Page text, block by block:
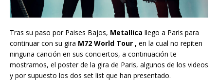
Tras su paso por Paises Bajos, Metallica llego a Paris para
continuar con su gira M72 World Tour , en la cual no repiten
ninguna canción en sus conciertos, a continuación te
mostramos, el poster de la gira de Paris, algunos de los videos
y por supuesto los dos set list que han presentado.